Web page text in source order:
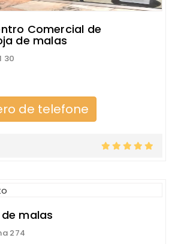
Comercial de
de malas
30
de telefone
malas
274